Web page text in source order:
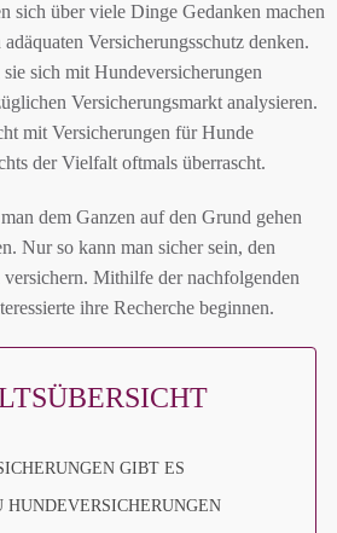
sich über viele Dinge Gedanken machen
Versicherungsschutz denken.
sich mit Hundeversicherungen
Versicherungsmarkt analysieren.
mit Versicherungen für Hunde
der Vielfalt oftmals überrascht.
dem Ganzen auf den Grund gehen
Nur so kann man sicher sein, den
Mithilfe der nachfolgenden
ihre Recherche beginnen.
GIBT ES